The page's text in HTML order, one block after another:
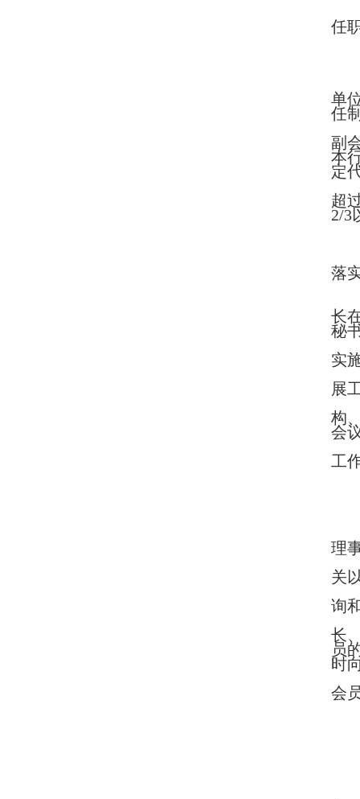
任
单
任
副
本
定
超
2/3
落
长
秘
实
展
构
会
工
理
关
询
长
员
时
会